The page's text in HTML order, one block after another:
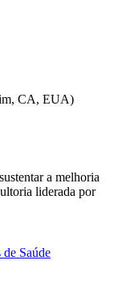
CA, EUA)
a melhoria
liderada por
Saúde